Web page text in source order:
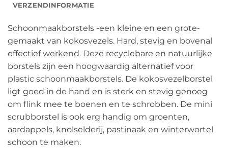
VERZENDINFORMATIE
Schoonmaakborstels -een kleine en een grote-
gemaakt van kokosvezels. Hard, stevig en bovenal
effectief werkend. Deze recyclebare en natuurlijke
borstels zijn een hoogwaardig alternatief voor
plastic schoonmaakborstels. De kokosvezelborstel
ligt goed in de hand en is sterk en stevig genoeg
om flink mee te boenen en te schrobben. De mini
scrubborstel is ook erg handig om groenten,
aardappels, knolselderij, pastinaak en winterwortel
schoon te maken.